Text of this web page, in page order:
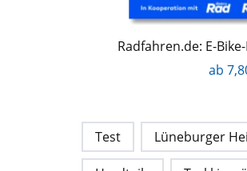
Radfahren.de: E-
ab
Test Lüneburger